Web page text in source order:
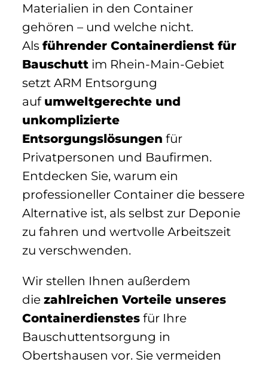
Materialien in den Container
gehören – und welche nicht.
Als führender Containerdienst für
Bauschutt im Rhein-Main-Gebiet
setzt ARM Entsorgung
auf umweltgerechte und
unkomplizierte
Entsorgungslösungen für
Privatpersonen und Baufirmen.
Entdecken Sie, warum ein
professioneller Container die bessere
Alternative ist, als selbst zur Deponie
zu fahren und wertvolle Arbeitszeit
zu verschwenden.
Wir stellen Ihnen außerdem
die zahlreichen Vorteile unseres
Containerdienstes für Ihre
Bauschuttentsorgung in
Obertshausen vor. Sie vermeiden